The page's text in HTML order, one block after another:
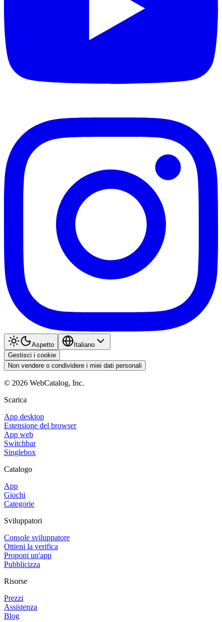
Aspetto
Italiano
Gestisci i cookie
Non vendere o condividere i miei dati personali
© 2026 WebCatalog, Inc.
Scarica
App desktop
Estensione del browser
App web
Switchbar
Singlebox
Catalogo
App
Giochi
Categorie
Sviluppatori
Console sviluppatore
Ottieni la verifica
Proponi un'app
Pubblicizza
Risorse
Prezzi
Assistenza
Blog